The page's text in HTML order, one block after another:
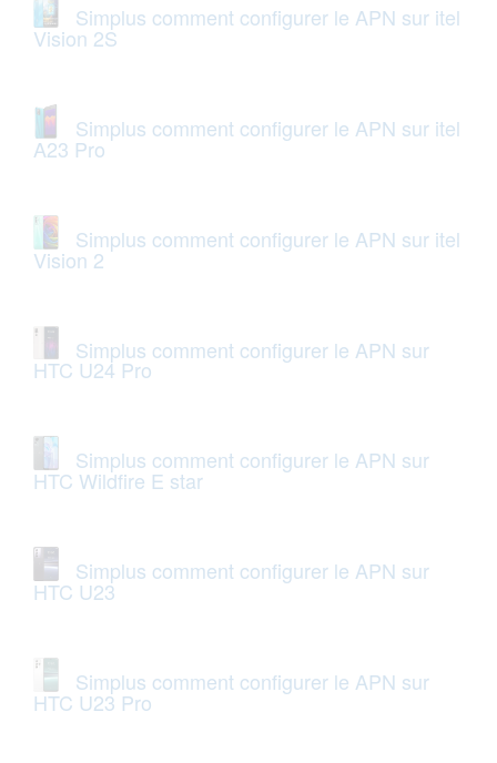
Simplus comment configurer le APN sur itel
Vision 2S
Simplus comment configurer le APN sur itel
A23 Pro
Simplus comment configurer le APN sur itel
Vision 2
Simplus comment configurer le APN sur
HTC U24 Pro
Simplus comment configurer le APN sur
HTC Wildfire E star
Simplus comment configurer le APN sur
HTC U23
Simplus comment configurer le APN sur
HTC U23 Pro